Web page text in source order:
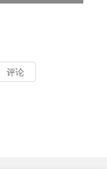
评论